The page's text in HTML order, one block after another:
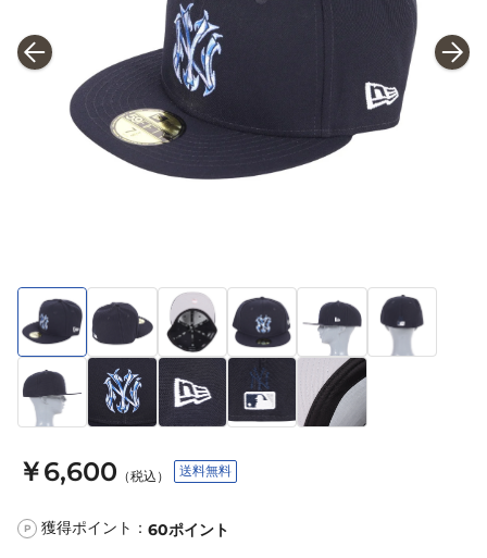
￥6,600 （税込） 送料無料
P 獲得ポイント： 60ポイント